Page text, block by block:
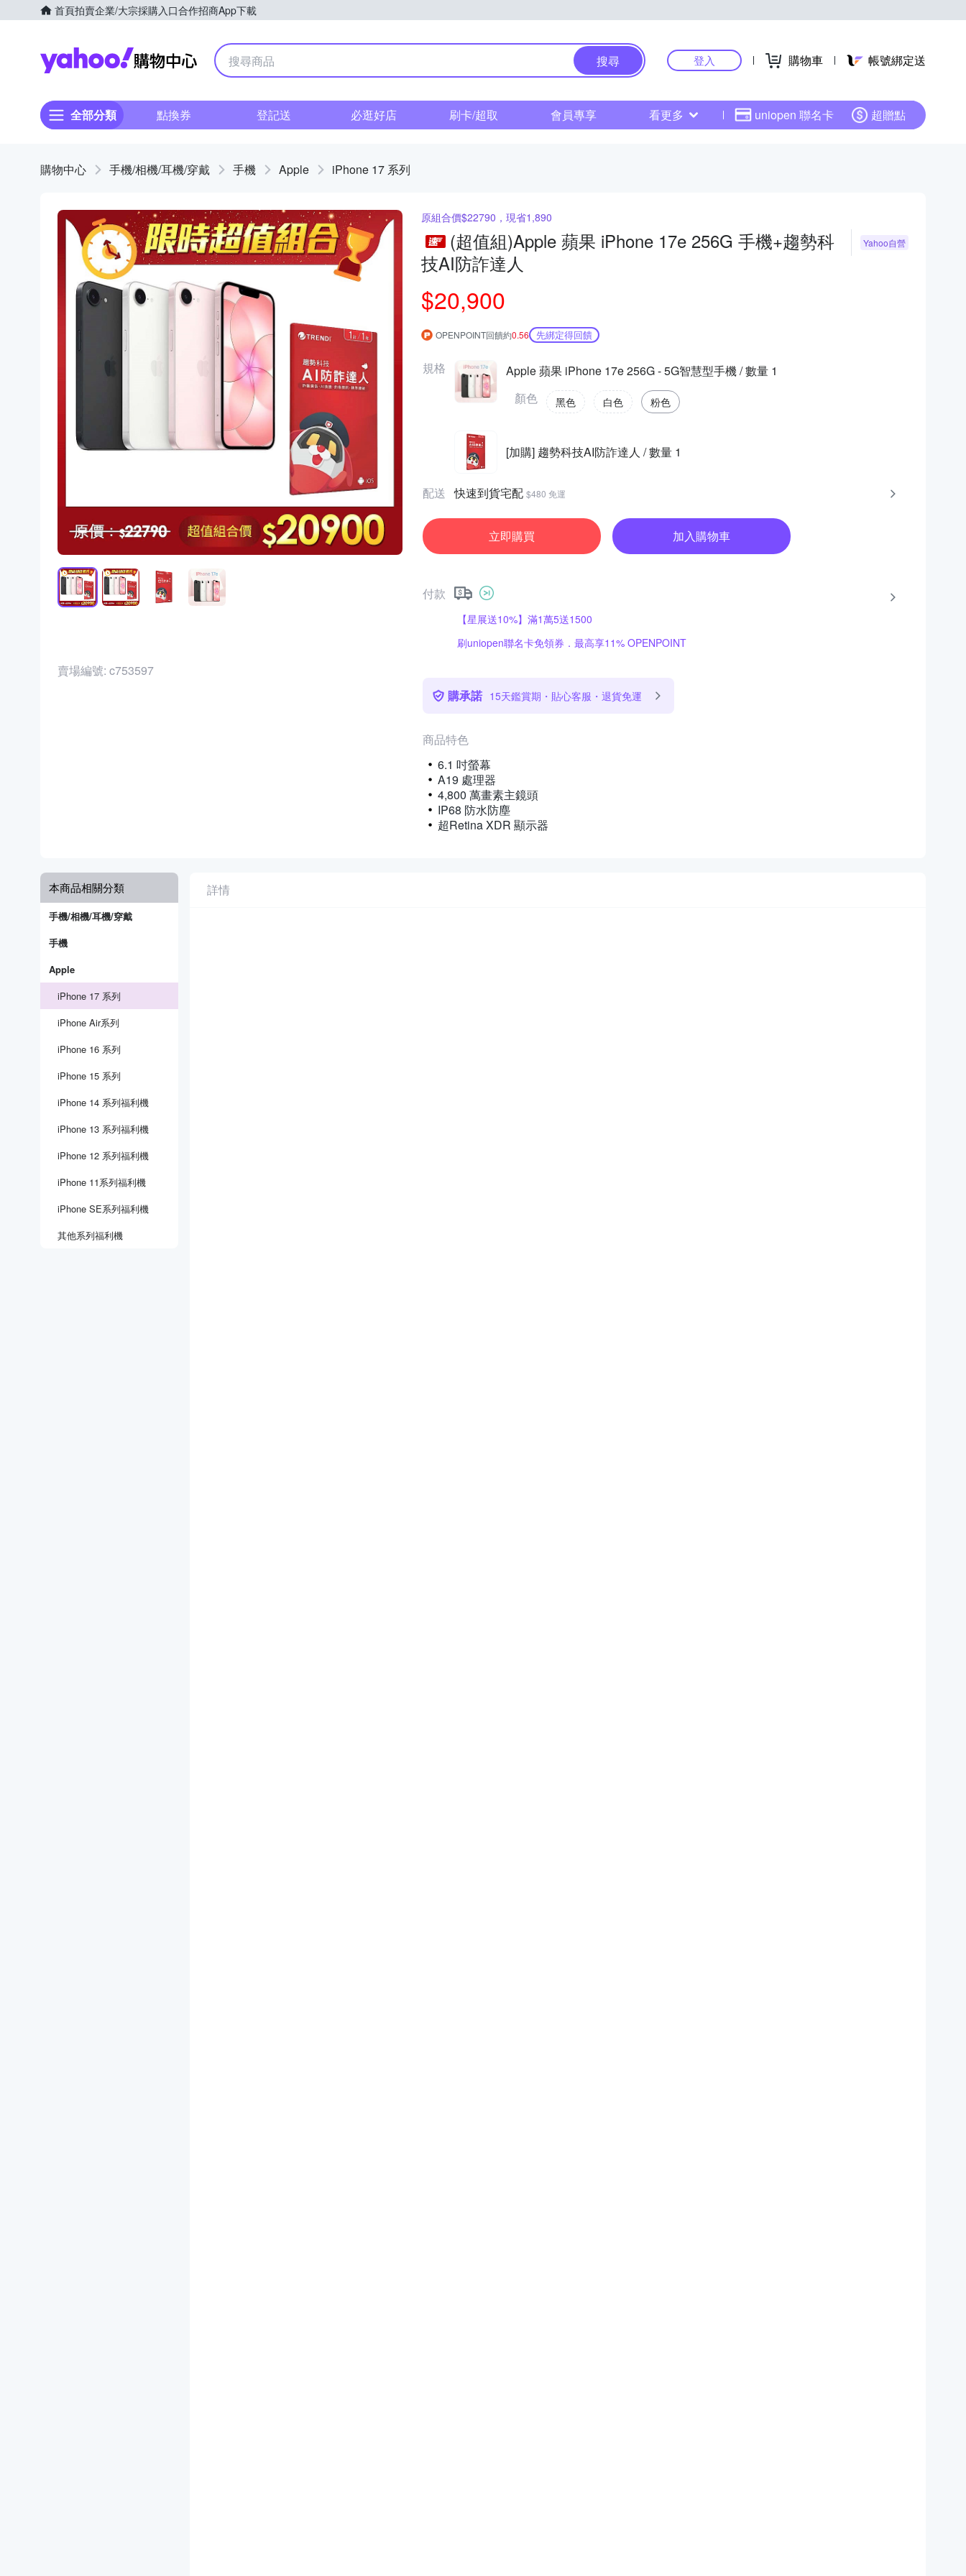
首頁拍賣企業/大宗採購入口合作招商App下載
Yahoo購物中心
搜尋 登入 購物車 帳號綁定送
全部分類 點換券 登記送 必逛好店 刷卡/超取 會員專享 看更多 uniopen 聯名卡 超贈點
購物中心 手機/相機/耳機/穿戴 手機 Apple iPhone 17 系列
賣場編號: c753597
原組合價$22790，現省1,890
(超值組)Apple 蘋果 iPhone 17e 256G 手機+趨勢科
技AI防詐達人
$20,900
Yahoo自營
OPENPOINT回饋約0.56 先綁定得回饋
規格 Apple 蘋果 iPhone 17e 256G - 5G智慧型手機/ 數量 1
顏色
黑色 白色 粉色
[加購] 趨勢科技AI防詐達人 / 數量 1
配送 快速到貨宅配 $480 免運
立即購買 加入購物車
付款
【星展送10%】滿1萬5送1500
刷uniopen聯名卡免領券．最高享11% OPENPOINT
購承諾 15天鑑賞期・貼心客服・退貨免運
商品特色
6.1 吋螢幕
A19 處理器
4,800 萬畫素主鏡頭
IP68 防水防塵
超Retina XDR 顯示器
本商品相關分類
手機/相機/耳機/穿戴
手機
Apple
iPhone 17 系列
iPhone Air系列
iPhone 16 系列
iPhone 15 系列
iPhone 14 系列福利機
iPhone 13 系列福利機
iPhone 12 系列福利機
iPhone 11系列福利機
iPhone SE系列福利機
其他系列福利機
詳情